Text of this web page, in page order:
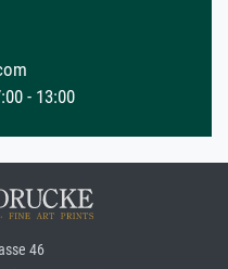
- 13:00
46